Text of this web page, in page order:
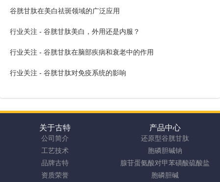
谷胱甘肽在美白祛斑领域的广泛应用
行业关注 - 谷胱甘肽美白，外用还是内服？
行业关注 - 谷胱甘肽在脑部疾病和衰老中的作用
行业关注 - 谷胱甘肽对免疫系统的影响
关于古特
公司简介
工艺技术
品牌古特
资质荣誉
产品中心
还原型谷胱甘肽
胞磷胆碱钠
腺苷蛋氨酸对甲苯磺酸硫酸盐
胞磷胆碱